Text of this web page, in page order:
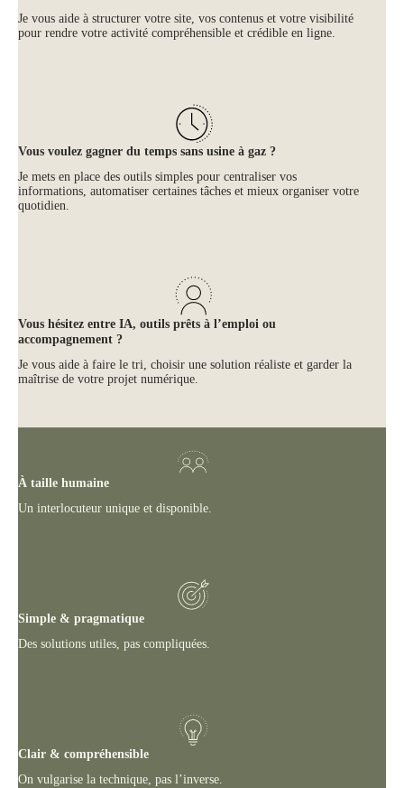
Je vous aide à structurer votre site, vos contenus et votre visibilité
pour rendre votre activité compréhensible et crédible en ligne.
Vous voulez gagner du temps sans usine à gaz ?
Je mets en place des outils simples pour centraliser vos
informations, automatiser certaines tâches et mieux organiser votre
quotidien.
Vous hésitez entre IA, outils prêts à l’emploi ou
accompagnement ?
Je vous aide à faire le tri, choisir une solution réaliste et garder la
maîtrise de votre projet numérique.
À taille humaine
Un interlocuteur unique et disponible.
Simple & pragmatique
Des solutions utiles, pas compliquées.
Clair & compréhensible
On vulgarise la technique, pas l’inverse.